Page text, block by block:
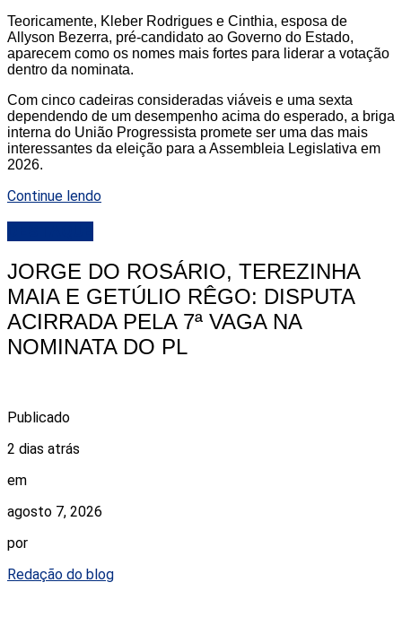
Teoricamente, Kleber Rodrigues e Cinthia, esposa de
Allyson Bezerra, pré-candidato ao Governo do Estado,
aparecem como os nomes mais fortes para liderar a votação
dentro da nominata.
Com cinco cadeiras consideradas viáveis e uma sexta
dependendo de um desempenho acima do esperado, a briga
interna do União Progressista promete ser uma das mais
interessantes da eleição para a Assembleia Legislativa em
2026.
Continue lendo
JORGE DO ROSÁRIO, TEREZINHA
MAIA E GETÚLIO RÊGO: DISPUTA
ACIRRADA PELA 7ª VAGA NA
NOMINATA DO PL
Publicado
2 dias atrás
em
agosto 7, 2026
por
Redação do blog